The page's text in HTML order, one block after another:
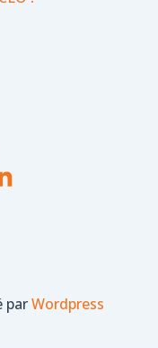
parWordpress